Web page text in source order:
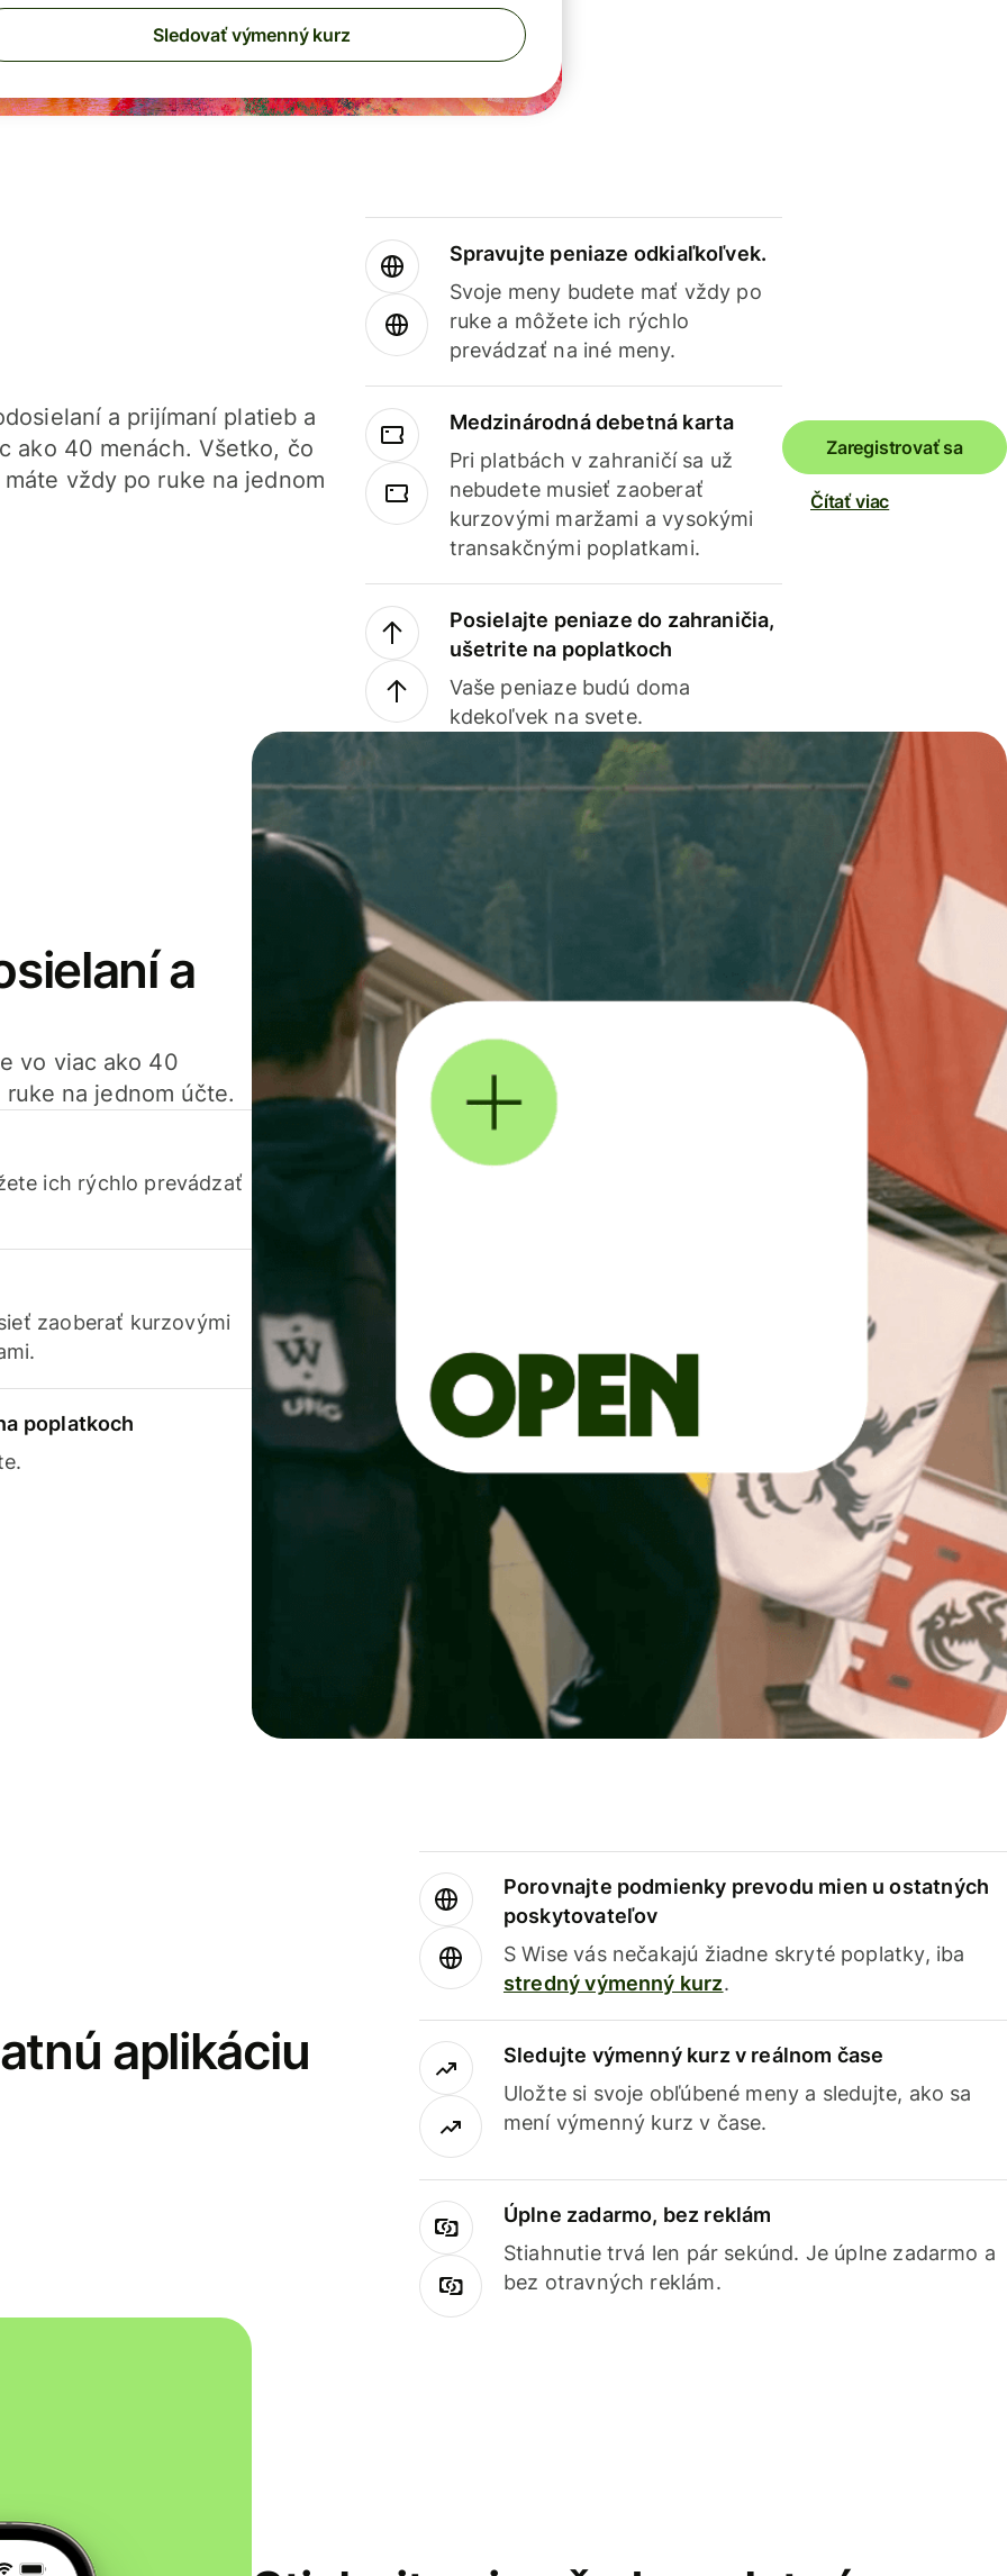
Sledovať výmenný kurz
a prijímaní platieb a
ako 40 menách. Všetko, čo
vždy po ruke na jednom
Spravujte peniaze odkiaľkoľvek.
Svoje meny budete mať vždy po
ruke a môžete ich rýchlo
prevádzať na iné meny.
Medzinárodná debetná karta
Pri platbách v zahraničí sa už
nebudete musieť zaoberať
kurzovými maržami a vysokými
transakčnými poplatkami.
Posielajte peniaze do zahraničia,
ušetrite na poplatkoch
Vaše peniaze budú doma
kdekoľvek na svete.
Zaregistrovať sa
Čítať viac
a
vo viac ako 40
na jednom účte.
ich rýchlo prevádzať
zaoberať kurzovými
poplatkoch
aplikáciu
Porovnajte podmienky prevodu mien u ostatných
poskytovateľov
S Wise vás nečakajú žiadne skryté poplatky, iba
stredný výmenný kurz.
Sledujte výmenný kurz v reálnom čase
Uložte si svoje obľúbené meny a sledujte, ako sa
mení výmenný kurz v čase.
Úplne zadarmo, bez reklám
Stiahnutie trvá len pár sekúnd. Je úplne zadarmo a
bez otravných reklám.